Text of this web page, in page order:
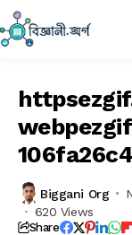
Biggani Org
620 Views
Share